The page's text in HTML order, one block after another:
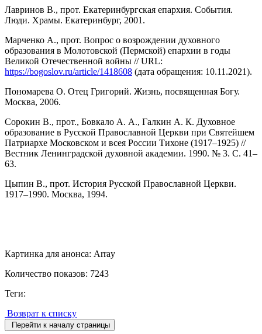
Лавринов В., прот. Екатеринбургская епархия. События.
Люди. Храмы. Екатеринбург, 2001.
Марченко А., прот. Вопрос о возрождении духовного
образования в Молотовской (Пермской) епархии в годы
Великой Отечественной войны // URL:
https://bogoslov.ru/article/1418608 (дата обращения: 10.11.2021).
Пономарева О. Отец Григорий. Жизнь, посвященная Богу.
Москва, 2006.
Сорокин В., прот., Бовкало А. А., Галкин А. К. Духовное
образование в Русской Православной Церкви при Святейшем
Патриархе Московском и всея России Тихоне (1917–1925) //
Вестник Ленинградской духовной академии. 1990. № 3. С. 41–
63.
Цыпин В., прот. История Русской Православной Церкви.
1917–1990. Москва, 1994.
Картинка для анонса: Array
Количество показов: 7243
Теги:
Возврат к списку
Перейти к началу страницы